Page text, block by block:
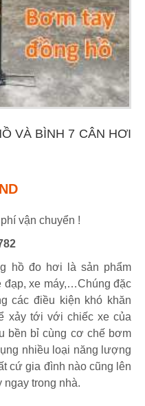
VÀ BÌNH 7 CÂN HƠI
vận chuyển !
hồ đo hơi là sản phẩm
đạp, xe máy,…Chúng đặc
các điều kiện khó khăn
xảy tới với chiếc xe của
bền bỉ cùng cơ chế bơm
nhiều loại năng lượng
cứ gia đình nào cũng lên
ngay trong nhà.